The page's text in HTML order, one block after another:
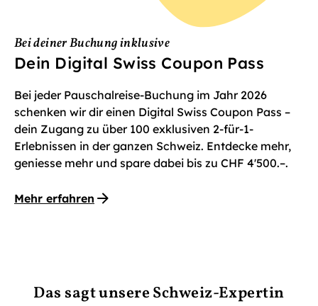
Bei deiner Buchung inklusive
Dein Digital Swiss Coupon Pass
Bei jeder Pauschalreise-Buchung im Jahr 2026
schenken wir dir einen Digital Swiss Coupon Pass –
dein Zugang zu über 100 exklusiven 2-für-1-
Erlebnissen in der ganzen Schweiz. Entdecke mehr,
geniesse mehr und spare dabei bis zu CHF 4'500.–.
Mehr erfahren
Das sagt unsere Schweiz-Expertin